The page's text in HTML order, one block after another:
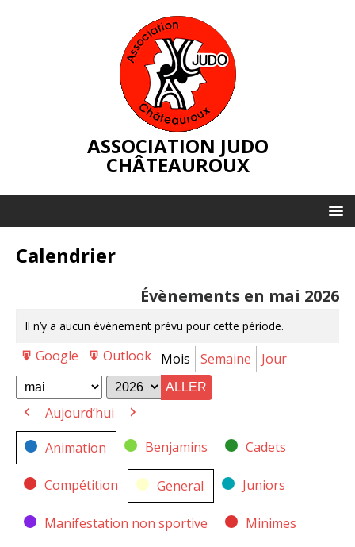
ASSOCIATION JUDO
CHÂTEAUROUX
Calendrier
Évènements en mai 2026
Il n’y a aucun évènement prévu pour cette période.
Export
for
Google
Export
for
Outlook Mois Semaine Jour
Mois
Année
Précédent
Aujourd’hui Suivant
Catégories
Animation Benjamins Cadets
Compétition General Juniors
Manifestation non sportive Minimes